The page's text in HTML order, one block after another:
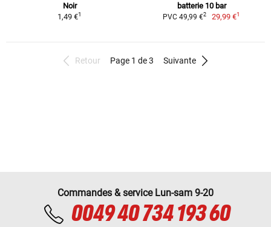
Noir
1,49 €1
batterie 10 bar
PVC 49,99 €2 29,99 €1
Retour Page 1 de 3 Suivante
Commandes & service Lun-sam 9-20
0049 40 734 193 60